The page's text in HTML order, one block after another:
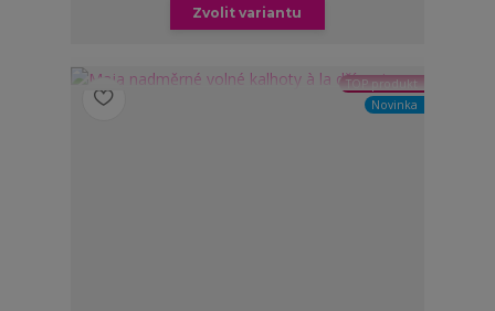
Zvolit variantu
TOP produkt
Novinka